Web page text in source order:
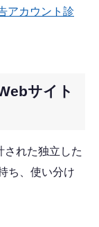
アカウント診
サイト
された独立した
ち、使い分け